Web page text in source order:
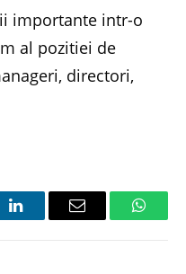
importante intr-o
al pozitiei de
directori,
LinkedInEmail